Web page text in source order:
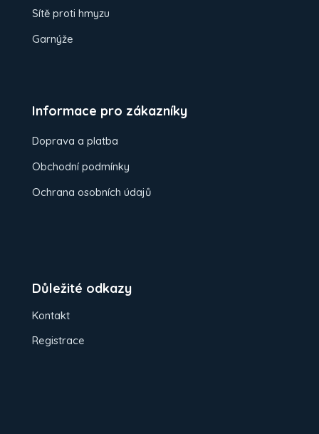
Sítě proti hmyzu
Garnýže
Informace pro zákazníky
Doprava a platba
Obchodní podmínky
Ochrana osobních údajů
Důležité odkazy
Kontakt
Registrace